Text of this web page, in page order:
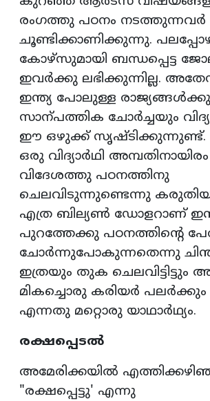
രംഗത്തു പഠനം നടത്തുന്നവർ
ചൂണ്ടിക്കാണിക്കുന്നു.
കോഴ്സുമായി ബന്ധപ്പെട്ട
ഇവർക്കു ലഭിക്കുന്നില്ല.
ഇന്ത്യ പോലുള്ള
സാന്പത്തിക ചോർച്ചയും
ഈ ഒഴുക്ക് സൃഷ്ടിക്കുന്നുണ്ട്.
ഒരു വിദ്യാർഥി
വിദേശത്തു പഠനത്തിനു
ചെലവിടുന്നുണ്ടെന്നു
എത്ര ബില്യൺ ഡോളറാണ്
പുറത്തേക്കു പഠനത്തിന്‍റെ
ചോർന്നുപോകുന്നതെന്നു
ഇത്രയും തുക ചെലവിട്ടിട്ടും
മികച്ചൊരു കരിയർ പലർക്കും
എന്നതു മറ്റൊരു യാഥാർഥ്യം.
രക്ഷപ്പെടൽ
അമേരിക്കയിൽ
"രക്ഷപ്പെട്ടു' എന്നു